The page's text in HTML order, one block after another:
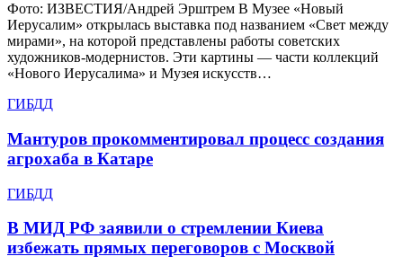
Фото: ИЗВЕСТИЯ/Андрей Эрштрем В Музее «Новый
Иерусалим» открылась выставка под названием «Свет между
мирами», на которой представлены работы советских
художников-модернистов. Эти картины — части коллекций
«Нового Иерусалима» и Музея искусств…
ГИБДД
Мантуров прокомментировал процесс создания
агрохаба в Катаре
ГИБДД
В МИД РФ заявили о стремлении Киева
избежать прямых переговоров с Москвой